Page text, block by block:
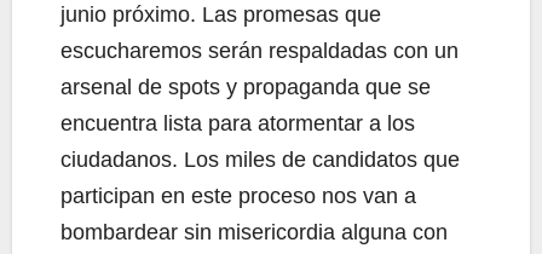
junio próximo. Las promesas que
escucharemos serán respaldadas con un
arsenal de spots y propaganda que se
encuentra lista para atormentar a los
ciudadanos. Los miles de candidatos que
participan en este proceso nos van a
bombardear sin misericordia alguna con